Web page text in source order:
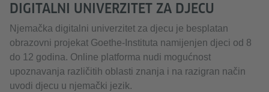
DIGITALNI UNIVERZITET ZA DJECU
Njemačka digitalni univerzitet za djecu je besplatan
obrazovni projekat Goethe-Instituta namijenjen djeci od 8
do 12 godina. Online platforma nudi mogućnost
upoznavanja različitih oblasti znanja i na razigran način
uvodi djecu u njemački jezik.